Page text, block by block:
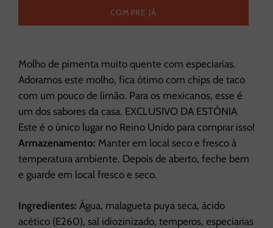
COMPRE JÁ
Molho de pimenta muito quente com especiarias.
Adoramos este molho, fica ótimo com chips de taco
com um pouco de limão. Para os mexicanos, esse é
um dos sabores da casa. EXCLUSIVO DA ESTÔNIA
Este é o único lugar no Reino Unido para comprar isso!
Armazenamento: Manter em local seco e fresco à
temperatura ambiente. Depois de aberto, feche bem
e guarde em local fresco e seco.
Ingredientes: Água, malagueta puya seca, ácido
acético (E260), sal idiozinizado, temperos, especiarias